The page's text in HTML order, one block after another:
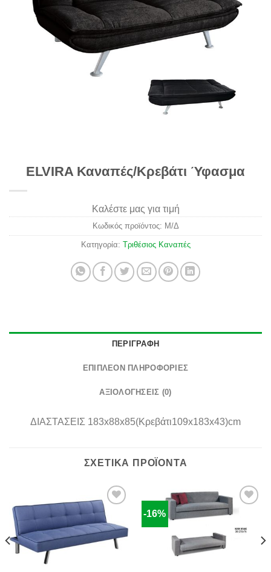
ELVIRA Καναπές/Κρεβάτι Ύφασμα
Καλέστε μας για τιμή
Κωδικός προϊόντος: Μ/Δ
Κατηγορία: Τριθέσιος Καναπές
ΠΕΡΙΓΡΑΦΉ
ΕΠΙΠΛΈΟΝ ΠΛΗΡΟΦΟΡΊΕΣ
ΑΞΙΟΛΟΓΉΣΕΙΣ (0)
ΔΙΑΣΤΑΣΕΙΣ 183x88x85(Κρεβάτι109x183x43)cm
ΣΧΕΤΙΚΆ ΠΡΟΪΌΝΤΑ
Πρόσθήκη
στην λίστα
επιθυμιών
-16%
Πρόσθήκη
στην λίστα
επιθυμιών